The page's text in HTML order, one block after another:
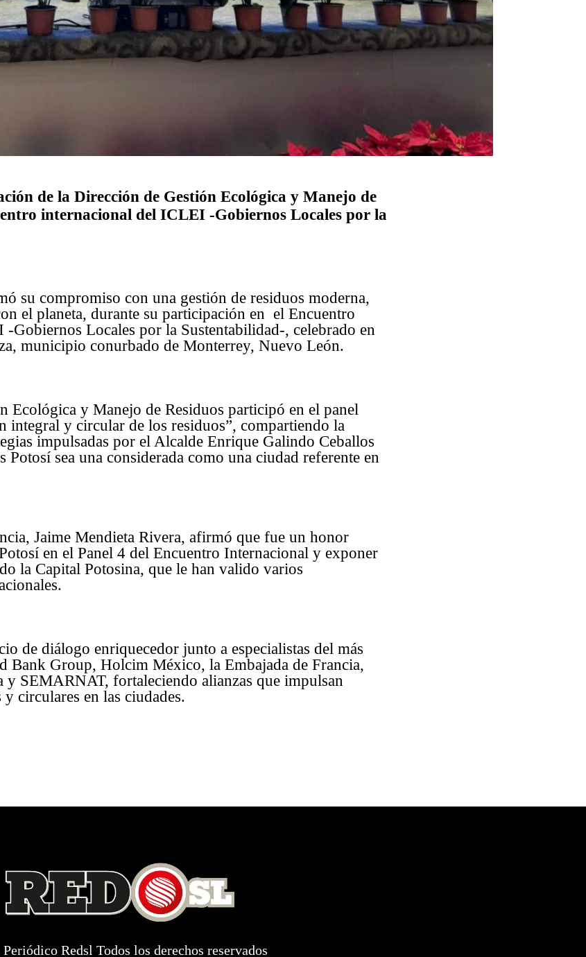
de la Dirección de Gestión Ecológica y Manejo de
internacional del ICLEI -Gobiernos Locales por la
su compromiso con una gestión de residuos moderna,
el planeta, durante su participación en el Encuentro
Gobiernos Locales por la Sustentabilidad-, celebrado en
municipio conurbado de Monterrey, Nuevo León.
Ecológica y Manejo de Residuos participó en el panel
integral y circular de los residuos”, compartiendo la
impulsadas por el Alcalde Enrique Galindo Ceballos
Potosí sea una considerada como una ciudad referente en
Jaime Mendieta Rivera, afirmó que fue un honor
en el Panel 4 del Encuentro Internacional y exponer
la Capital Potosina, que le han valido varios
de diálogo enriquecedor junto a especialistas del más
Bank Group, Holcim México, la Embajada de Francia,
SEMARNAT, fortaleciendo alianzas que impulsan
circulares en las ciudades.
Periódico Redsl Todos los derechos reservados